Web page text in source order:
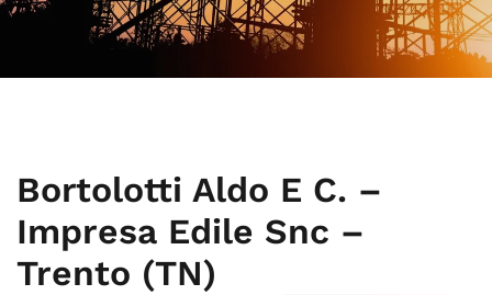
Bortolotti Aldo E C. –
Impresa Edile Snc –
Trento (TN)